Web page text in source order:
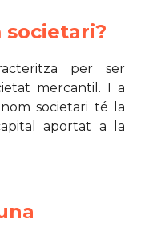
societari?
per ser
mercantil. I a
societari té la
aportat a la